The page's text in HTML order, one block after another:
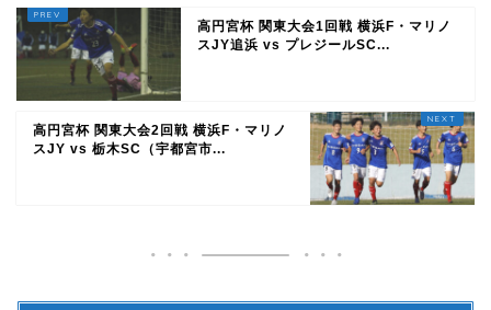
高円宮杯 関東大会1回戦 横浜F・マリノ
スJY追浜 vs プレジールSC...
高円宮杯 関東大会2回戦 横浜F・マリノ
スJY vs 栃木SC（宇都宮市...